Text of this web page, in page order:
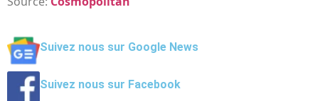
Suivez nous sur Google News
Suivez nous sur Facebook